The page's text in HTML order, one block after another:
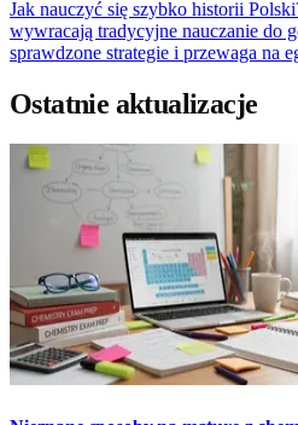
Jak nauczyć się szybko historii
wywracają tradycyjne nauczanie do
sprawdzone strategie i przewaga na
Ostatnie aktualizacje